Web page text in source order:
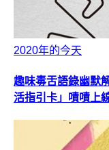
2020年的今天
趣味毒舌語錄幽默
活指引卡」嘖嘖上